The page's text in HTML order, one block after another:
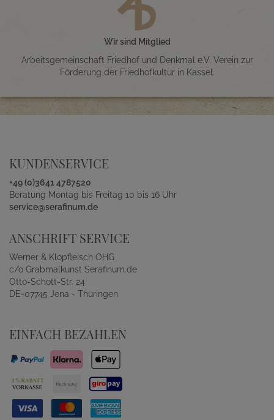
Wir sind Mitglied
Arbeitsgemeinschaft Friedhof und Denkmal e.V. Verein zur
Förderung der Friedhofkultur in Kassel.
KUNDENSERVICE
+49 (0)3641 4787520
Beratung Montag bis Freitag 10 bis 16 Uhr
service@serafinum.de
ANSCHRIFT SERVICE
Werner & Klopfleisch OHG
c/o Grabmalkunst Serafinum.de
Otto-Schott-Str. 24
DE-07745 Jena - Thüringen
EINFACH BEZAHLEN